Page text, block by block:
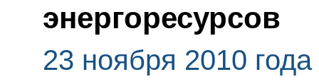
энергоресурсов
23 ноября 2010 года